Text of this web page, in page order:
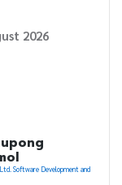
2026
and